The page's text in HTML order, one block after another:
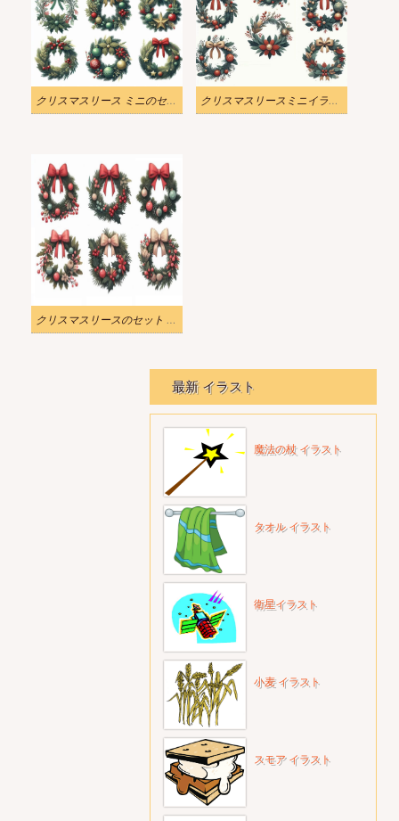
クリスマスリース ミニのセット イラスト 無料 クリスマスリースミニイラスト画像のセット
クリスマスリースのセット ミニイラスト ダウンロード
最新 イラスト
魔法の杖 イラスト
タオル イラスト
衛星イラスト
小麦 イラスト
スモア イラスト